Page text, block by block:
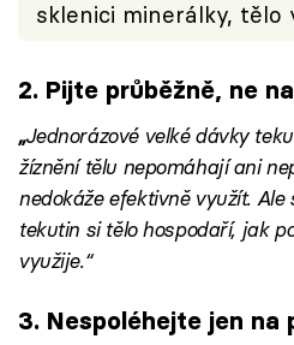
sklenici minerálky, tělo
2. Pijte průběžně, ne
„Jednorázové velké dávky
žíznění tělu nepomáhají ani
nedokáže efektivně využít.
tekutin si tělo hospodaří, jak
využije.“
3. Nespoléhejte jen na